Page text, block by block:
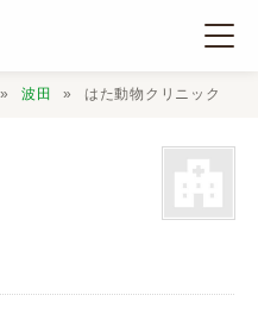
波田 はた動物クリニック